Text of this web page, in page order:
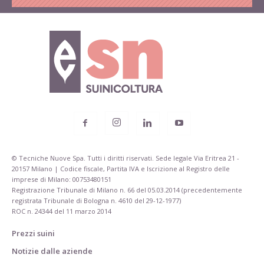
© Tecniche Nuove Spa. Tutti i diritti riservati. Sede legale Via Eritrea 21 -
20157 Milano | Codice fiscale, Partita IVA e Iscrizione al Registro delle
imprese di Milano: 00753480151
Registrazione Tribunale di Milano n. 66 del 05.03.2014 (precedentemente
registrata Tribunale di Bologna n. 4610 del 29-12-1977)
ROC n. 24344 del 11 marzo 2014
Prezzi suini
Notizie dalle aziende